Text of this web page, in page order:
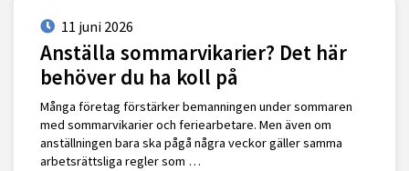
11 juni 2026
Anställa sommarvikarier? Det här
behöver du ha koll på
Många företag förstärker bemanningen under sommaren
med sommarvikarier och feriearbetare. Men även om
anställningen bara ska pågå några veckor gäller samma
arbetsrättsliga regler som …